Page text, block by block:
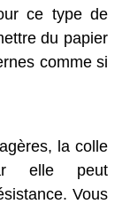
ce type de
du papier
comme si
la colle
elle peut
Vous